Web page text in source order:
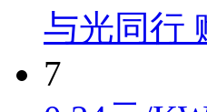
与光同行
7